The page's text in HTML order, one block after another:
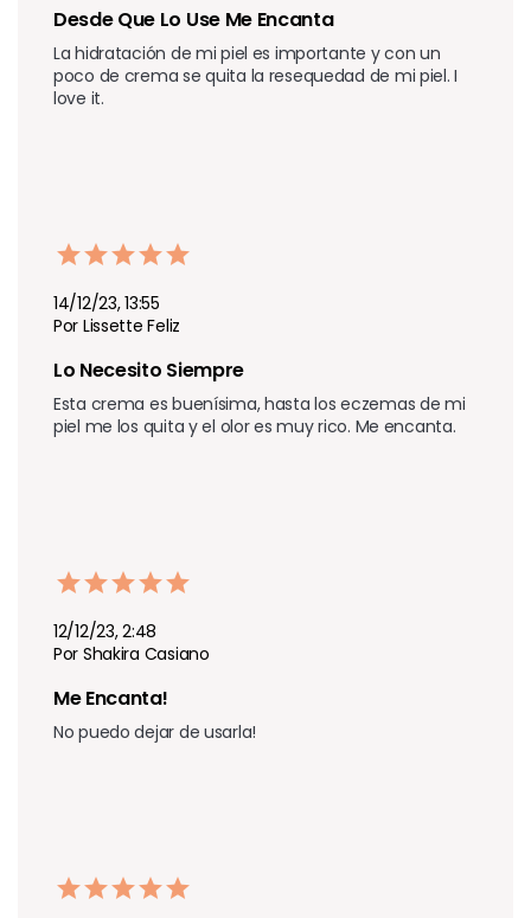
Desde Que Lo Use Me Encanta
La hidratación de mi piel es importante y con un
poco de crema se quita la resequedad de mi piel. I
love it.
14/12/23, 13:55
Por Lissette Feliz
Lo Necesito Siempre
Esta crema es buenísima, hasta los eczemas de mi
piel me los quita y el olor es muy rico. Me encanta.
12/12/23, 2:48
Por Shakira Casiano
Me Encanta!
No puedo dejar de usarla!